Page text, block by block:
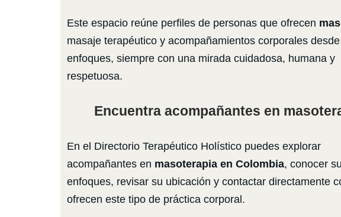
Este espacio reúne perfiles de personas que ofrecen
masaje terapéutico y acompañamientos corporales
enfoques, siempre con una mirada cuidadosa, humana y
respetuosa.
Encuentra acompañantes en
En el Directorio Terapéutico Holístico puedes explorar
acompañantes en masoterapia en Colombia, conocer
enfoques, revisar su ubicación y contactar directamente
ofrecen este tipo de práctica corporal.